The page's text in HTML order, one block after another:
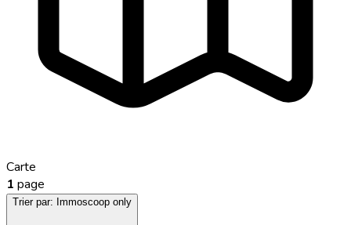
Carte
1 page
Trier par: Immoscoop only